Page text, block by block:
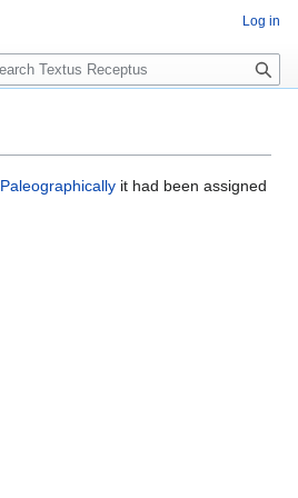
Paleographically it had been assigned
Log in